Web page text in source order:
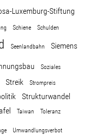
Luxemburg-Stiftung
Schiene Schulden
Seenlandbahn Siemens
Soziales
Streik Strompreis
Strukturwandel
Taiwan Toleranz
Umwandlungsverbot